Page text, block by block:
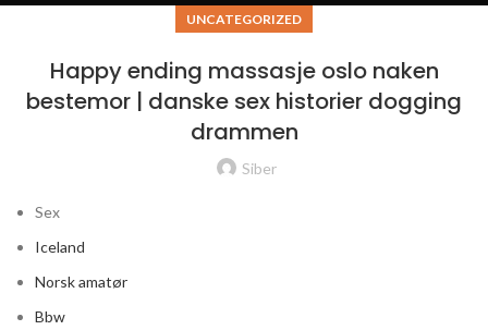
UNCATEGORIZED
Happy ending massasje oslo naken
bestemor | danske sex historier dogging
drammen
Siber
Sex
Iceland
Norsk amatør
Bbw